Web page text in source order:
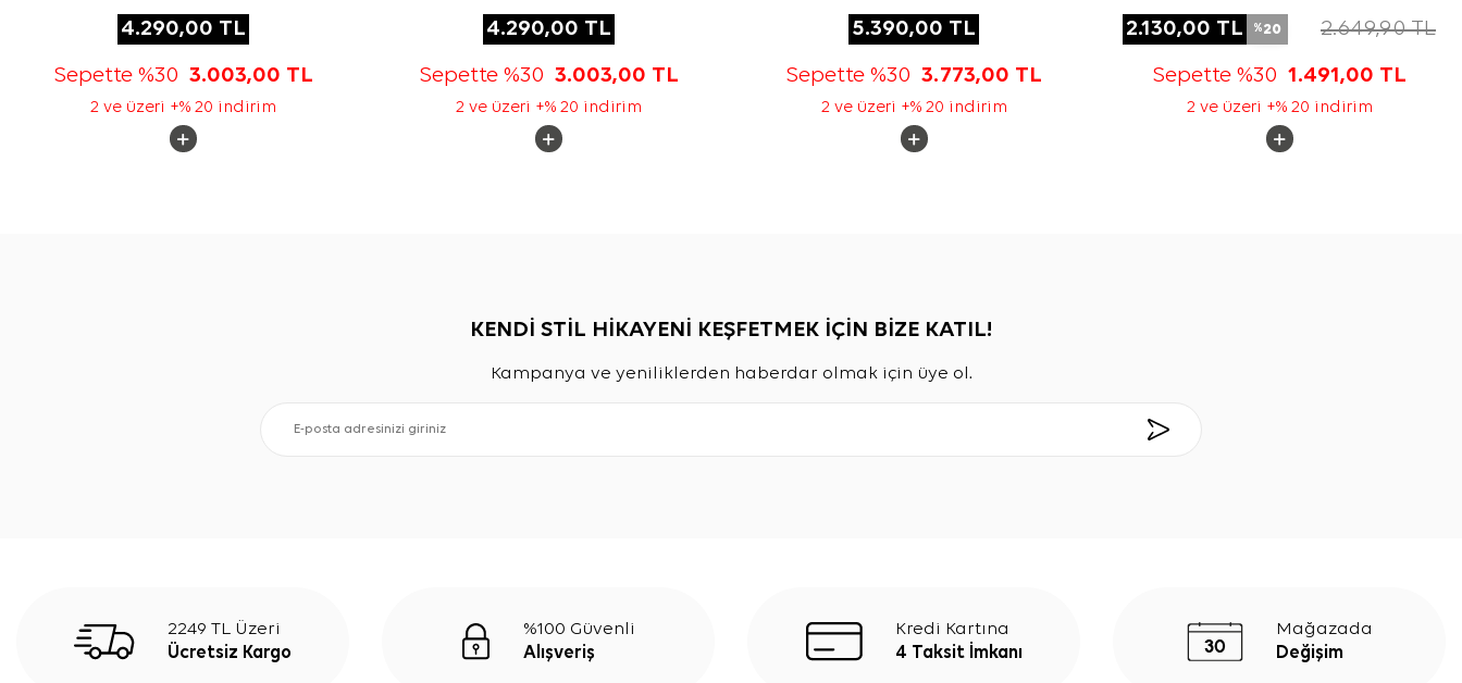
4.290,00 TL
Sepette %30 3.003,00 TL
2 ve üzeri +% 20 indirim
4.290,00 TL
Sepette %30 3.003,00 TL
2 ve üzeri +% 20 indirim
5.390,00 TL
Sepette %30 3.773,00 TL
2 ve üzeri +% 20 indirim
2.130,00 TL %20 2.649,90TL
Sepette %30 1.491,00 TL
2 ve üzeri +% 20 indirim
KENDİ STİL HİKAYENİ KEŞFETMEK İÇİN BİZE KATIL!
Kampanya ve yeniliklerden haberdar olmak için üye ol.
2249 TL Üzeri
Ücretsiz Kargo
%100 Güvenli
Alışveriş
Kredi Kartına
4 Taksit İmkanı
Mağazada
Değişim